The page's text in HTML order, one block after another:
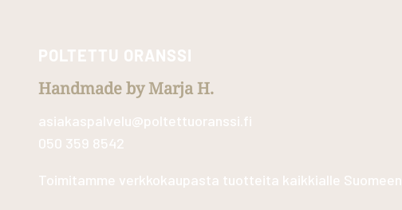
POLTETTU ORANSSI
Handmade by Marja H.
asiakaspalvelu@poltettuoranssi.fi
050 359 8542
Toimitamme verkkokaupasta tuotteita kaikkialle Suomeen.